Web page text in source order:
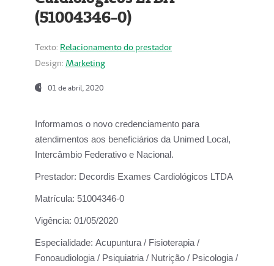
(51004346-0)
Texto: Relacionamento do prestador
Design: Marketing
01 de abril, 2020
Informamos o novo credenciamento para
atendimentos aos beneficiários da Unimed Local,
Intercâmbio Federativo e Nacional.
Prestador: Decordis Exames Cardiológicos LTDA
Matrícula: 51004346-0
Vigência: 01/05/2020
Especialidade: Acupuntura / Fisioterapia /
Fonoaudiologia / Psiquiatria / Nutrição / Psicologia /